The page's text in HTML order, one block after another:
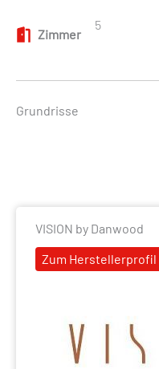
Zimmer
5
Grundrisse
VISION by Danwood
Zum Herstellerprofil